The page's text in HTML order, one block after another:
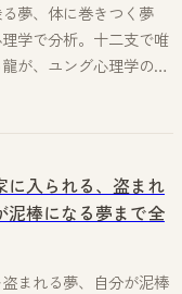
夢、体に巻きつく夢
学で分析。十二支で唯
が、ユング心理学のア
くのかを田中誠一郎が
入られる、盗まれ
泥棒になる夢まで全
まれる夢、自分が泥棒